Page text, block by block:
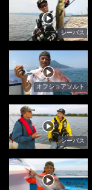
シーバス
オフショアソルト
シーバス